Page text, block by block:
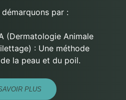
par :
(Dermatologie Animale
: Une méthode
la peau et du poil.
PLUS